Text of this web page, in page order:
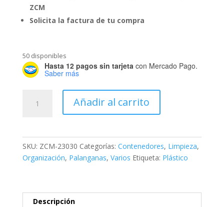
ZCM
Solicita la factura de tu compra
50 disponibles
Hasta 12 pagos sin tarjetacon Mercado Pago.
Saber más
Romana
Añadir al carrito
SKU: ZCM-23030 Categorías: Contenedores, Limpieza,
Organización, Palanganas, Varios Etiqueta: Plástico
Descripción